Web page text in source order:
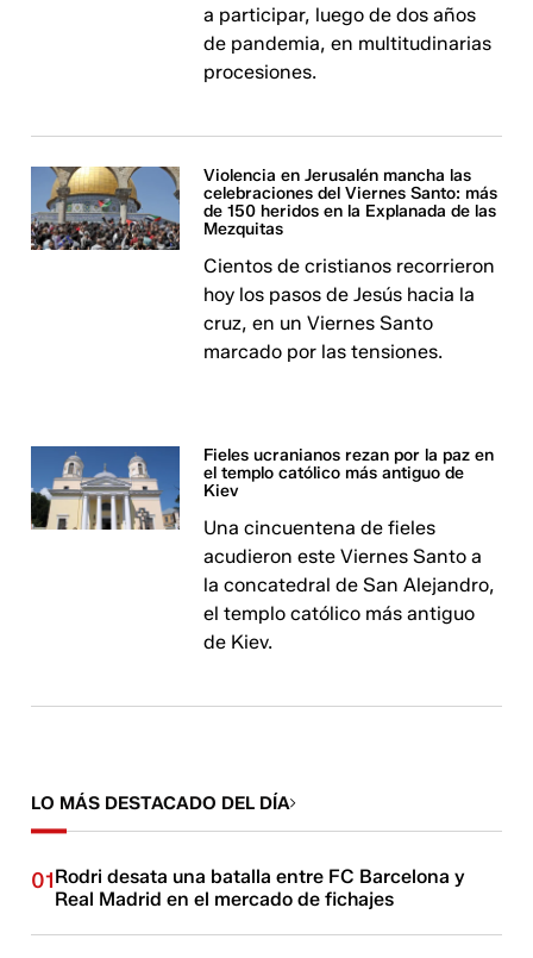
a participar, luego de dos años
de pandemia, en multitudinarias
procesiones.
Violencia en Jerusalén mancha las
celebraciones del Viernes Santo: más
de 150 heridos en la Explanada de las
Mezquitas
Cientos de cristianos recorrieron
hoy los pasos de Jesús hacia la
cruz, en un Viernes Santo
marcado por las tensiones.
Fieles ucranianos rezan por la paz en
el templo católico más antiguo de
Kiev
Una cincuentena de fieles
acudieron este Viernes Santo a
la concatedral de San Alejandro,
el templo católico más antiguo
de Kiev.
LO MÁS DESTACADO DEL DÍA
01Rodri desata una batalla entre FC Barcelona y
Real Madrid en el mercado de fichajes